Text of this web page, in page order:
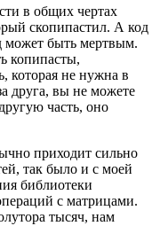
в общих чертах
скопипастил. А код
может быть мертвым.
копипасты,
которая не нужна в
друга, вы не можете
часть, оно
приходит сильно
так было и с моей
библиотеки
с матрицами.
тысяч, нам